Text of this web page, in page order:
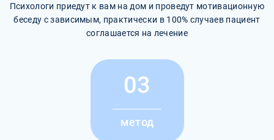
Психологи приедут к вам на дом и проведут мотивационную
беседу с зависимым, практически в 100% случаев пациент
соглашается на лечение
03
метод